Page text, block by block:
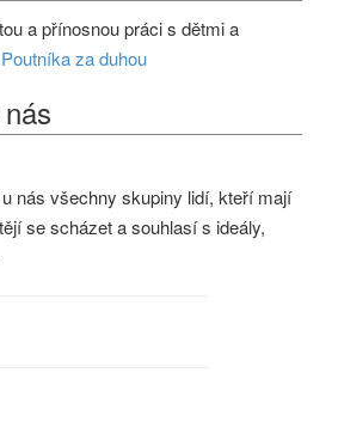
a přínosnou práci s dětmi a
Poutníka za duhou
nás všechny skupiny lidí, kteří mají
se scházet a souhlasí s ideály,